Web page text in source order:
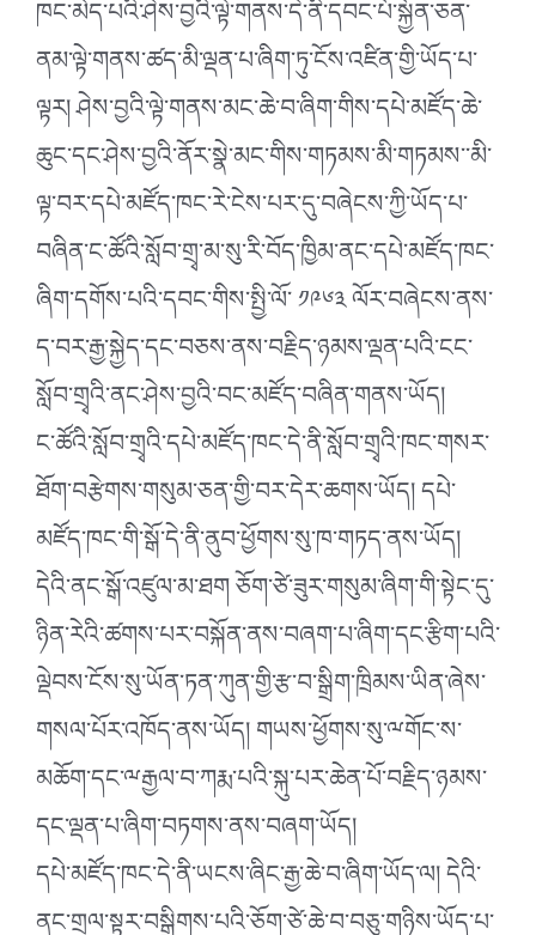
ཁང་མེད་པའི་ཤེས་བྱའི་ལྟེ་གནས་དེ་ནི་དབང་པོ་སྐྱོན་ཅན་
ནམ་ལྟེ་གནས་ཚད་མི་ལྡན་པ་ཞིག་ཏུ་ངོས་འཛིན་གྱི་ཡོད་པ་
ལྟར། ཤེས་བྱའི་ལྟེ་གནས་མང་ཆེ་བ་ཞིག་གིས་དཔེ་མཛོད་ཆེ་
ཆུང་དང་ཤེས་བྱའི་ནོར་སྣེ་མང་གིས་གཏམས་མི་གཏམས་་མི་
ལྟ་བར་དཔེ་མཛོད་ཁང་རེ་ངེས་པར་དུ་བཞེངས་ཀྱི་ཡོད་པ་
བཞིན་ང་ཚོའི་སློབ་གྲྭ་མ་སུ་རི་བོད་ཁྱིམ་ནང་དཔེ་མཛོད་ཁང་
ཞིག་དགོས་པའི་དབང་གིས་སྤྱི་ལོ་ ༡༩༦༣ ལོར་བཞེངས་ནས་
ད་བར་རྒྱ་སྐྱེད་དང་བཅས་ནས་བརྗིད་ཉམས་ལྡན་པའི་ངང་
སློབ་གྲྭའི་ནང་ཤེས་བྱའི་བང་མཛོད་བཞིན་གནས་ཡོད།
ང་ཚོའི་སློབ་གྲྭའི་དཔེ་མཛོད་ཁང་དེ་ནི་སློབ་གྲྭའི་ཁང་གསར་
ཐོག་བརྩེགས་གསུམ་ཅན་གྱི་བར་དེར་ཆགས་ཡོད། དཔེ་
མཛོད་ཁང་གི་སྒོ་དེ་ནི་ནུབ་ཕྱོགས་སུ་ཁ་གཏད་ནས་ཡོད།
དེའི་ནང་སྒོ་འཛུལ་མ་ཐག ཅོག་ཙེ་ཟུར་གསུམ་ཞིག་གི་སྟེང་དུ་
ཉིན་རེའི་ཚགས་པར་བསྐོན་ནས་བཞག་པ་ཞིག་དང་རྩིག་པའི་
ལྡེབས་ངོས་སུ་ཡོན་ཏན་ཀུན་གྱི་རྩ་བ་སྒྲིག་ཁྲིམས་ཡིན་ཞེས་
གསལ་པོར་འཁོད་ནས་ཡོད། གཡས་ཕྱོགས་སུ་ྋགོང་ས་
མཆོག་དང་ྋརྒྱལ་བ་ཀརྨ་པའི་སྐུ་པར་ཆེན་པོ་བརྗིད་ཉམས་
དང་ལྡན་པ་ཞིག་བཏགས་ནས་བཞག་ཡོད།
དཔེ་མཛོད་ཁང་དེ་ནི་ཡངས་ཞིང་རྒྱ་ཆེ་བ་ཞིག་ཡོད་ལ། དེའི་